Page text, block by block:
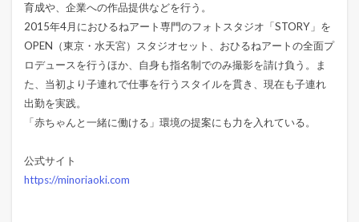
育成や、企業への作品提供などを行う。
2015年4月におひるねアート専門のフォトスタジオ「STORY」を
OPEN（東京・水天宮）スタジオセット、おひるねアートの全面プ
ロデュースを行うほか、自身も指名制でのみ撮影を請け負う。ま
た、当初より子連れで仕事を行うスタイルを貫き、現在も子連れ
出勤を実践。
「赤ちゃんと一緒に働ける」環境の提案にも力を入れている。
公式サイト
https://minoriaoki.com